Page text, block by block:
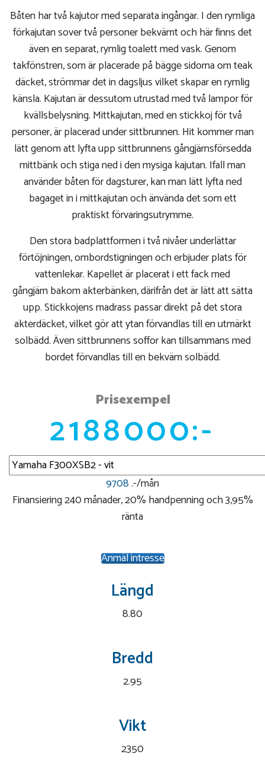
Båten har två kajutor med separata ingångar. I den rymliga
förkajutan sover två personer bekvämt och här finns det
även en separat, rymlig toalett med vask. Genom
takfönstren, som är placerade på bägge sidorna om teak
däcket, strömmar det in dagsljus vilket skapar en rymlig
känsla. Kajutan är dessutom utrustad med två lampor för
kvällsbelysning. Mittkajutan, med en stickkoj för två
personer, är placerad under sittbrunnen. Hit kommer man
lätt genom att lyfta upp sittbrunnens gångjärnsförsedda
mittbänk och stiga ned i den mysiga kajutan. Ifall man
använder båten för dagsturer, kan man lätt lyfta ned
bagaget in i mittkajutan och änvända det som ett
praktiskt förvaringsutrymme.
Den stora badplattformen i två nivåer underlättar
förtöjningen, ombordstigningen och erbjuder plats för
vattenlekar. Kapellet är placerat i ett fack med
gångjärn bakom akterbänken, därifrån det är lätt att sätta
upp. Stickkojens madrass passar direkt på det stora
akterdäcket, vilket gör att ytan förvandlas till en utmärkt
solbädd. Även sittbrunnens soffor kan tillsammans med
bordet förvandlas till en bekväm solbädd.
Prisexempel
2188000:-
9708.-/mån
Finansiering 240 månader, 20% handpenning och 3,95%
ränta
Anmäl intresse
Längd
8.80
Bredd
2.95
Vikt
2350